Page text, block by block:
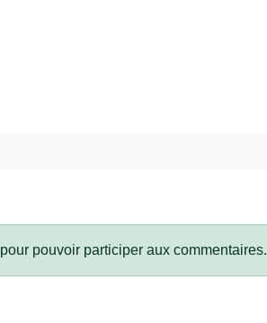
pour pouvoir participer aux commentaires.